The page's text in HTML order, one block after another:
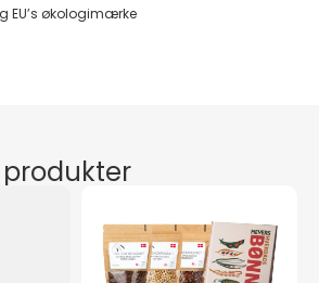
EU’s økologimærke